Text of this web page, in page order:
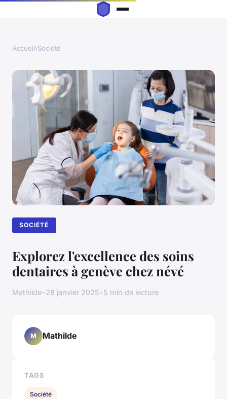
Accueil›Société
SOCIÉTÉ
Explorez l'excellence des soins
dentaires à genève chez névé
Mathilde•28 janvier 2025•5 min de lecture
M Mathilde
TAGS
Société